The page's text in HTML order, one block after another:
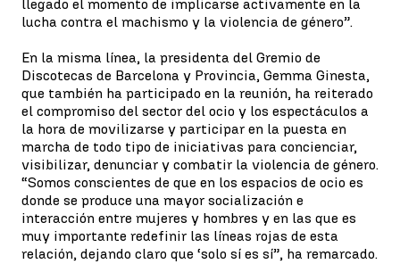
llegado el momento de implicarse activamente en la
lucha contra el machismo y la violencia de género”.
En la misma línea, la presidenta del Gremio de
Discotecas de Barcelona y Provincia, Gemma Ginesta,
que también ha participado en la reunión, ha reiterado
el compromiso del sector del ocio y los espectáculos a
la hora de movilizarse y participar en la puesta en
marcha de todo tipo de iniciativas para concienciar,
visibilizar, denunciar y combatir la violencia de género.
“Somos conscientes de que en los espacios de ocio es
donde se produce una mayor socialización e
interacción entre mujeres y hombres y en las que es
muy importante redefinir las líneas rojas de esta
relación, dejando claro que ‘solo sí es sí”, ha remarcado.